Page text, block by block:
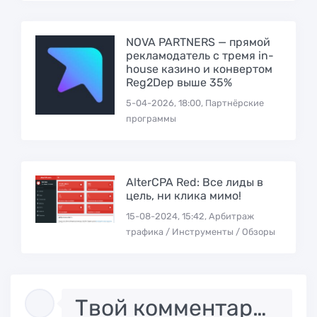
NOVA PARTNERS — прямой
рекламодатель с тремя in-
house казино и конвертом
Reg2Dep выше 35%
5-04-2026, 18:00, Партнёрские
программы
AlterCPA Red: Все лиды в
цель, ни клика мимо!
15-08-2024, 15:42, Арбитраж
трафика / Инструменты / Обзоры
Твой комментарий..